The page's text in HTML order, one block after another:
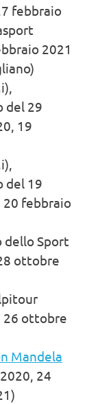
febbraio
2021
del 29
19
del 19
20 febbraio
dello Sport
ottobre
26 ottobre
Mandela
24